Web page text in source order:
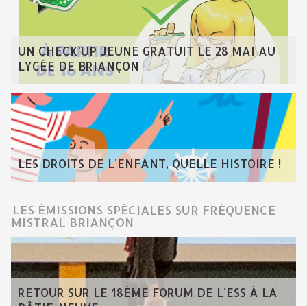
UN CHECK'UP JEUNE GRATUIT LE 28 MAI AU
LYCÉE DE BRIANÇON
LES DROITS DE L'ENFANT, QUELLE HISTOIRE !
LES ÉMISSIONS SPÉCIALES SUR FRÉQUENCE
MISTRAL BRIANÇON
RETOUR SUR LE 18ÈME FORUM DE L'ESS À LA